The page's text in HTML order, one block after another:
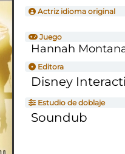
Actriz idioma original
Juego
Hannah
Editora
Disney
Estudio de doblaje
Soundub